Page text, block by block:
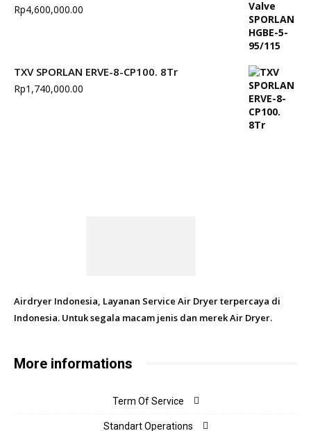
Rp4,600,000.00
TXV SPORLAN ERVE-8-CP100. 8Tr
Rp1,740,000.00
Airdryer Indonesia, Layanan Service Air Dryer terpercaya di
Indonesia. Untuk segala macam jenis dan merek Air Dryer.
More informations
Term Of Service
Standart Operations